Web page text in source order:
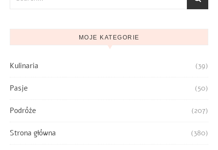
MOJE KATEGORIE
Kulinaria (39)
Pasje (50)
Podróże (207)
Strona główna (380)